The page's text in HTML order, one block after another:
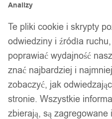
Analizy
Te pliki cookie i skrypty
odwiedziny i źródła
poprawiać wydajność
znać najbardziej i
zobaczyć, jak
stronie. Wszystkie
zbierają, są